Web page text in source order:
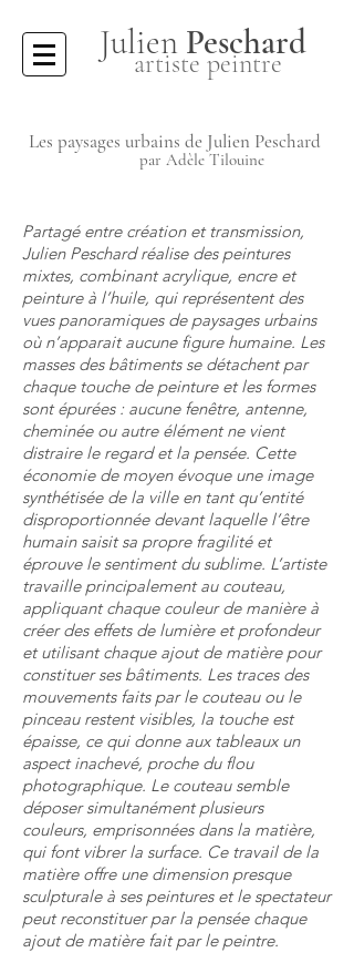
Julien Peschard
artiste peintre
Les paysages urbains de Julien Peschard
par Adèle Tilouine
Partagé entre création et transmission,
Julien Peschard réalise des peintures
mixtes, combinant acrylique, encre et
peinture à l’huile, qui représentent des
vues panoramiques de paysages urbains
où n’apparait aucune figure humaine. Les
masses des bâtiments se détachent par
chaque touche de peinture et les formes
sont épurées : aucune fenêtre, antenne,
cheminée ou autre élément ne vient
distraire le regard et la pensée. Cette
économie de moyen évoque une image
synthétisée de la ville en tant qu’entité
disproportionnée devant laquelle l’être
humain saisit sa propre fragilité et
éprouve le sentiment du sublime. L’artiste
travaille principalement au couteau,
appliquant chaque couleur de manière à
créer des effets de lumière et profondeur
et utilisant chaque ajout de matière pour
constituer ses bâtiments. Les traces des
mouvements faits par le couteau ou le
pinceau restent visibles, la touche est
épaisse, ce qui donne aux tableaux un
aspect inachevé, proche du flou
photographique. Le couteau semble
déposer simultanément plusieurs
couleurs, emprisonnées dans la matière,
qui font vibrer la surface. Ce travail de la
matière offre une dimension presque
sculpturale à ses peintures et le spectateur
peut reconstituer par la pensée chaque
ajout de matière fait par le peintre.